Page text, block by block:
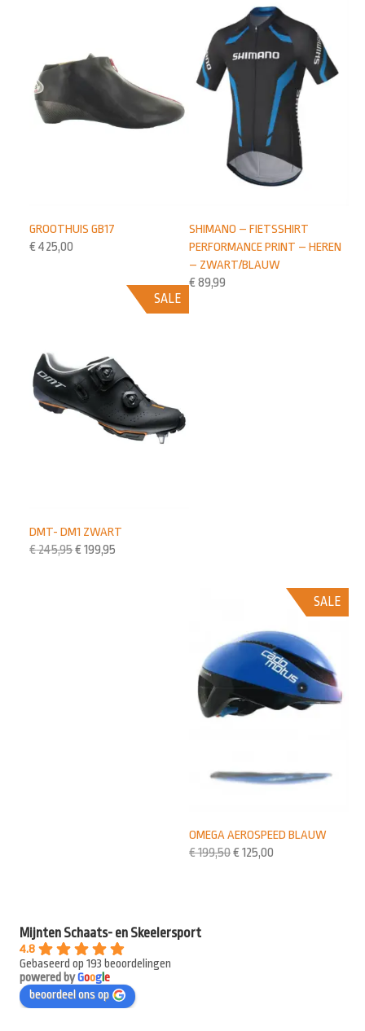
SHIMANO – FIETSSHIRT
PERFORMANCE PRINT – HEREN
– ZWART/BLAUW
€ 89,99
GROOTHUIS GB17
€ 425,00
SALE
DMT- DM1 ZWART
€245,95€ 199,95
SALE
OMEGA AEROSPEED BLAUW
€199,50€ 125,00
Mijnten Schaats- en Skeelersport
4.8
Gebaseerd op 193 beoordelingen
powered byGooge
beoordeel ons op